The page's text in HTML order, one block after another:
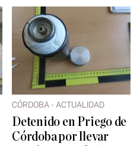
CÓRDOBA - ACTUALIDAD
Detenido en Priego de
Córdoba por llevar